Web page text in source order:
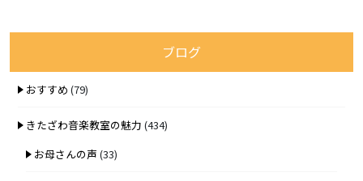
ブログ
おすすめ (79)
きたざわ音楽教室の魅力 (434)
お母さんの声 (33)